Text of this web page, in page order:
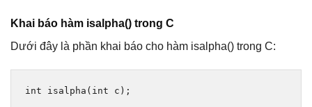
Khai báo hàm isalpha() trong C
Dưới đây là phần khai báo cho hàm isalpha() trong C:
int isalpha ( int c );